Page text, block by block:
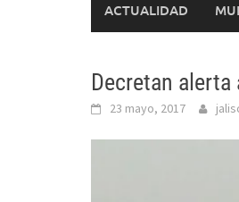
ACTUALIDAD
Decretan
23 mayo, 2017